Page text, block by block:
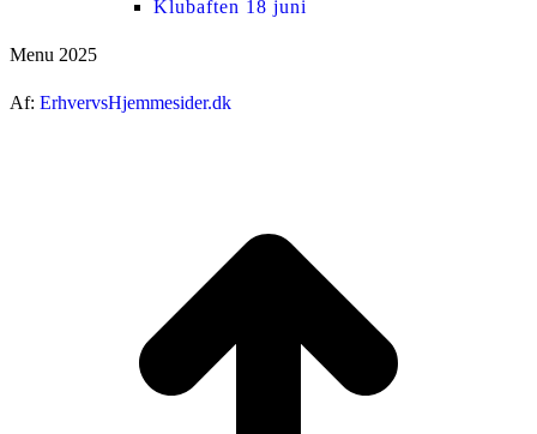
Klubaften 18 juni
Menu 2025
Af: ErhvervsHjemmesider.dk